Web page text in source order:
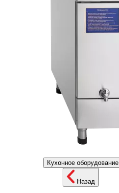
Кухонное оборудование
Назад